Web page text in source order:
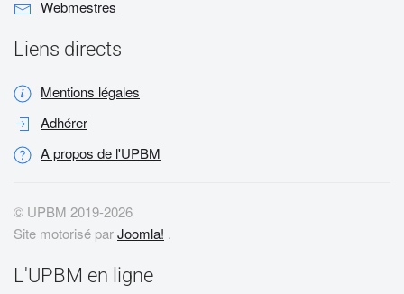
Webmestres
Liens directs
Mentions légales
Adhérer
A propos de l'UPBM
© UPBM 2019-2026
Site motorisé parJoomla! .
L'UPBM en ligne